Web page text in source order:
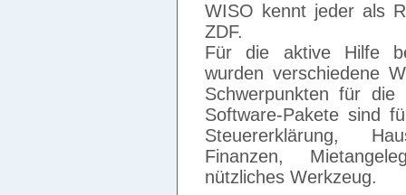
WISO kennt jeder als
ZDF.
Für die aktive Hilfe
wurden verschiedene
Schwerpunkten für
Software-Pakete sind
Steuererklärung,
Finanzen,
nützliches Werkzeug.